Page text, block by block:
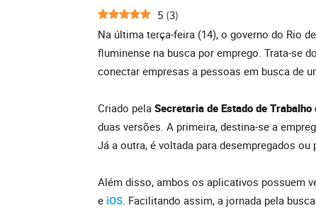
5 (3)
Na última terça-feira (14), o governo do Rio
fluminense na busca por emprego. Trata-se
conectar empresas a pessoas em busca de
Criado pela Secretaria de Estado de Trabalho
duas versões. A primeira, destina-se a
Já a outra, é voltada para desempregados ou
Além disso, ambos os aplicativos possuem
e iOS. Facilitando assim, a jornada pela